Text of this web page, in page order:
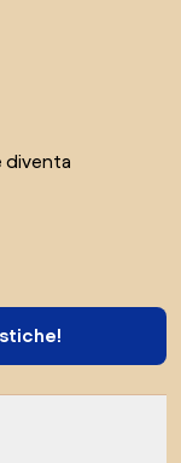
diventa